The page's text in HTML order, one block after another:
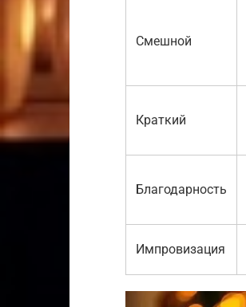
Смешной
Краткий
Благодарность
Импровизация